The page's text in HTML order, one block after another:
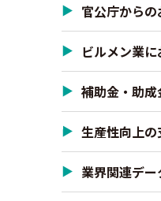
官公庁から
ビルメン業
補助金・助成
生産性向上
業界関連デー